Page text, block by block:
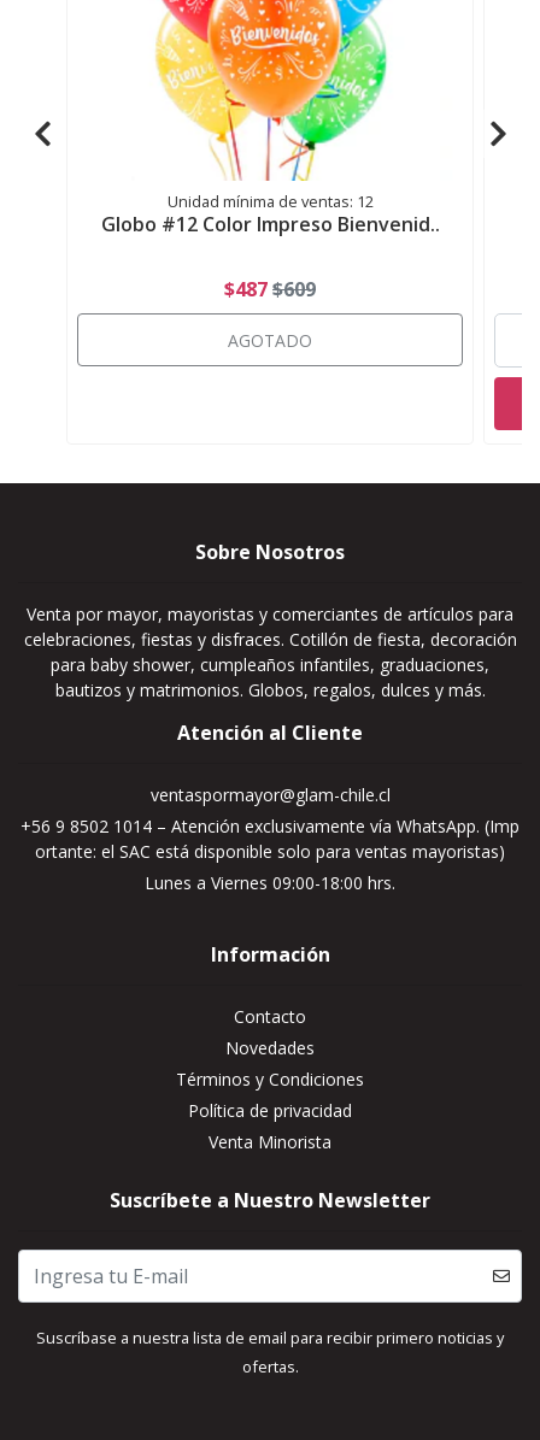
Unidad mínima de ventas: 12
Globo #12 Color Impreso Bienvenid..
$487$609
AGOTADO
Sobre Nosotros
Venta por mayor, mayoristas y comerciantes de artículos para
celebraciones, fiestas y disfraces. Cotillón de fiesta, decoración
para baby shower, cumpleaños infantiles, graduaciones,
bautizos y matrimonios. Globos, regalos, dulces y más.
Atención al Cliente
ventaspormayor@glam-chile.cl
+56 9 8502 1014 – Atención exclusivamente vía WhatsApp. (Imp
ortante: el SAC está disponible solo para ventas mayoristas)
Lunes a Viernes 09:00-18:00 hrs.
Información
Contacto
Novedades
Términos y Condiciones
Política de privacidad
Venta Minorista
Suscríbete a Nuestro Newsletter
Suscríbase a nuestra lista de email para recibir primero noticias y
ofertas.